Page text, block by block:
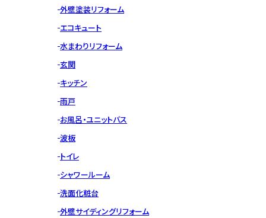
外壁塗装リフォーム
エコキュート
水まわりリフォーム
玄関
キッチン
雨戸
お風呂・ユニットバス
波板
トイレ
シャワールーム
洗面化粧台
外壁サイディングリフォーム